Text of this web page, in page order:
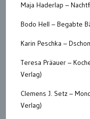
Maja Haderlap –
Bodo Hell – Begabte
Karin Peschka –
Teresa Präauer –
Verlag)
Clemens J. Setz –
Verlag)